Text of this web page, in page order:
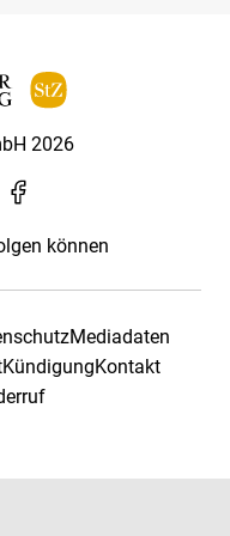
2026
können
Mediadaten
KündigungKontakt